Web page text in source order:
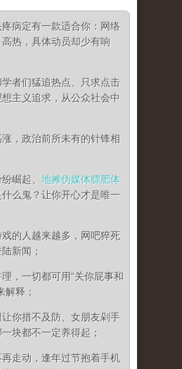
疼病定有一款适合你：网络
热，具体动员却少有响
者们猛追热点、只求点击
主义追求，从公众社会中
，政治前所未有的针锋相
崛起、 地摊伪媒体膘肥体
什么鬼？让你开心才是唯一
的人越来越多，网吧猝死
新闻；
，一切都可用“关你屁事和
解释；
你措不及防、女朋友剁手
块都不一定养得起；
走动，逢年过节抱着手机